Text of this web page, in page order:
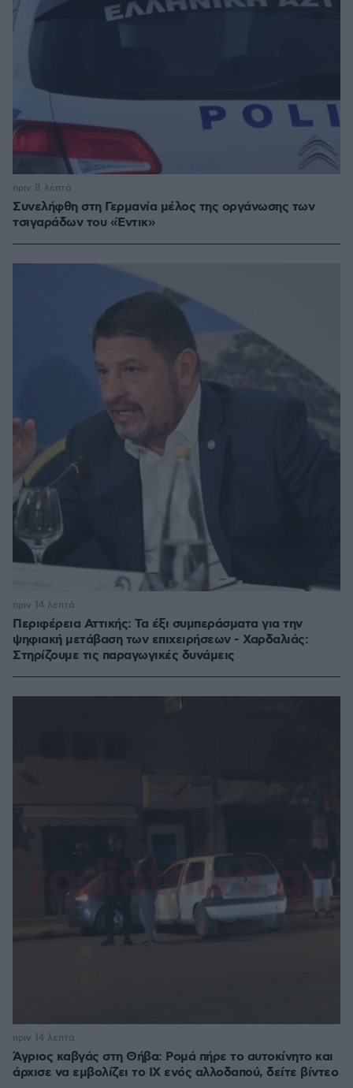
Συνελήφθη στη Γερμανία μέλος της οργάνωσης των
τσιγαράδων του «Έντικ»
πριν 8 λεπτά
Περιφέρεια Αττικής: Τα έξι συμπεράσματα για την
ψηφιακή μετάβαση των επιχειρήσεων - Χαρδαλιάς:
Στηρίζουμε τις παραγωγικές δυνάμεις
πριν 14 λεπτά
Άγριος καβγάς στη Θήβα: Ρομά πήρε το αυτοκίνητο και
άρχισε να εμβολίζει το ΙΧ ενός αλλοδαπού, δείτε βίντεο
πριν 14 λεπτά